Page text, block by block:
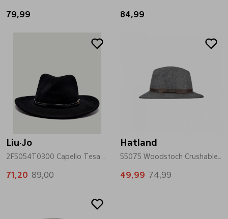
79,99 84,99
Liu·Jo
71,20 89,00
Hatland
49,99 74,99